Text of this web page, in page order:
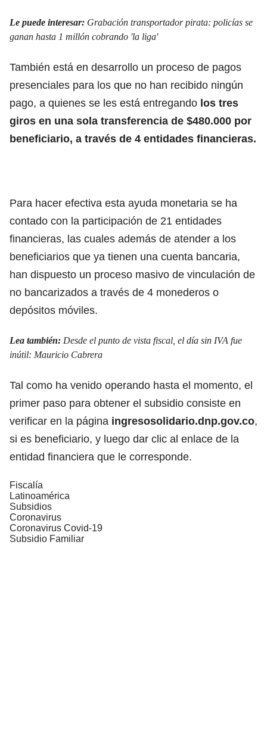
Le puede interesar: Grabación transportador pirata: policías se
ganan hasta 1 millón cobrando 'la liga'
También está en desarrollo un proceso de pagos
presenciales para los que no han recibido ningún
pago, a quienes se les está entregando los tres
giros en una sola transferencia de $480.000 por
beneficiario, a través de 4 entidades financieras.
Para hacer efectiva esta ayuda monetaria se ha
contado con la participación de 21 entidades
financieras, las cuales además de atender a los
beneficiarios que ya tienen una cuenta bancaria,
han dispuesto un proceso masivo de vinculación de
no bancarizados a través de 4 monederos o
depósitos móviles.
Lea también: Desde el punto de vista fiscal, el día sin IVA fue
inútil: Mauricio Cabrera
Tal como ha venido operando hasta el momento, el
primer paso para obtener el subsidio consiste en
verificar en la página ingresosolidario.dnp.gov.co,
si es beneficiario, y luego dar clic al enlace de la
entidad financiera que le corresponde.
Fiscalía
Latinoamérica
Subsidios
Coronavirus
Coronavirus Covid-19
Subsidio Familiar